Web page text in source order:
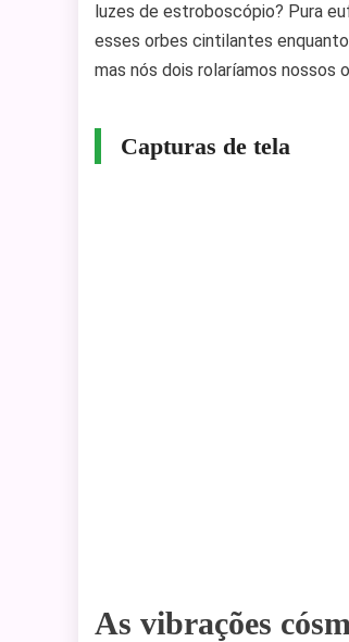
luzes de estroboscópio? Pura
esses orbes cintilantes
mas nós dois rolaríamos nossos
Capturas de tela
As vibrações